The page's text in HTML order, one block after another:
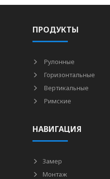
ПРОДУКТЫ
Рулонные
Горизонтальные
Вертикальные
Римские
НАВИГАЦИЯ
Замер
Монтаж